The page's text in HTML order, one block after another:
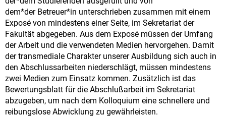
dem*der Betreuer*in unterschrieben zusammen mit einem
Exposé von mindestens einer Seite, im Sekretariat der
Fakultät abgegeben. Aus dem Exposé müssen der Umfang
der Arbeit und die verwendeten Medien hervorgehen. Damit
der transmediale Charakter unserer Ausbildung sich auch in
den Abschlussarbeiten niederschlägt, müssen mindestens
zwei Medien zum Einsatz kommen. Zusätzlich ist das
Bewertungsblatt für die Abschlußarbeit im Sekretariat
abzugeben, um nach dem Kolloquium eine schnellere und
reibungslose Abwicklung zu gewährleisten.